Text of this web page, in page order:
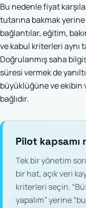
Bu nedenle fiyat
tutarına bakmak
bağlantılar, eğitim,
ve kabul kriterleri aynı
Doğrulanmış saha
süresi vermek de
büyüklüğüne ve ekibin
bağlıdır.
Pilot kapsamı
Tek bir yönetim
bir hat, açık veri
kriterleri seçin.
yapalım” yerine